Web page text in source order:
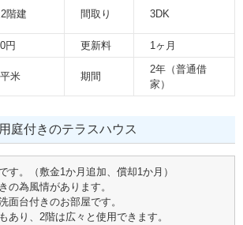
階建 間取り 3DK
円 更新料
1ヶ月
米 期間
2年（普通借
家）
庭付きのテラスハウス
す。（敷金1か月追加、償却1か月）
の為風情があります。
面台付きのお部屋です。
あり、2階は広々と使用できます。